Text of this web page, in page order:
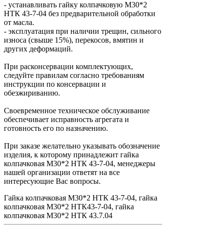
- устанавливать гайку колпачковую М30*2
НТК 43-7-04 без предварительной обработки
от масла.
- эксплуатация при наличии трещин, сильного
износа (свыше 15%), перекосов, вмятин и
других деформаций.
При расконсервации комплектующих,
следуйте правилам согласно требованиям
инструкции по консервации и
обезжириванию.
Своевременное техническое обслуживание
обеспечивает исправность агрегата и
готовность его по назначению.
При заказе желательно указывать обозначение
изделия, к которому принадлежит гайка
колпачковая М30*2 НТК 43-7-04, менеджеры
нашей организации ответят на все
интересующие Вас вопросы.
Гайка колпачковая М30*2 НТК 43-7-04, гайка
колпачковая М30*2 НТК43-7-04, гайка
колпачковая М30*2 НТК 43.7.04